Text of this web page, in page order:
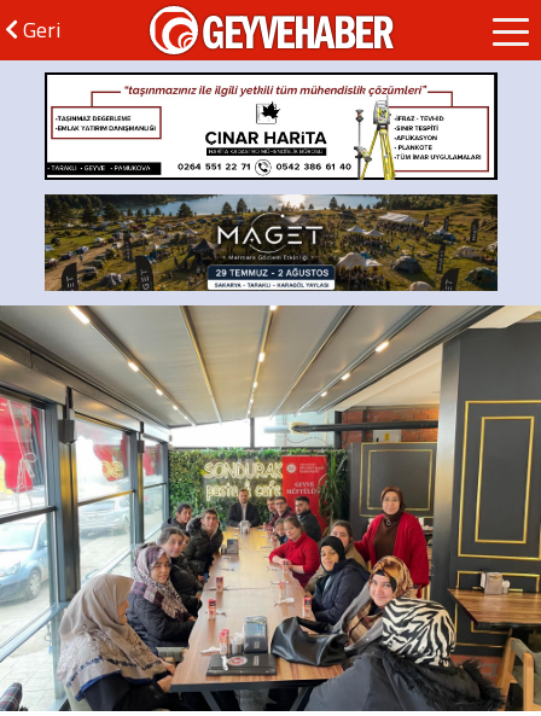
Geri GEYVEHABER